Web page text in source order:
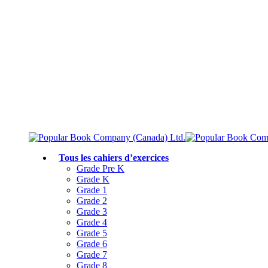
Tous les cahiers d’exercices
Grade Pre K
Grade K
Grade 1
Grade 2
Grade 3
Grade 4
Grade 5
Grade 6
Grade 7
Grade 8